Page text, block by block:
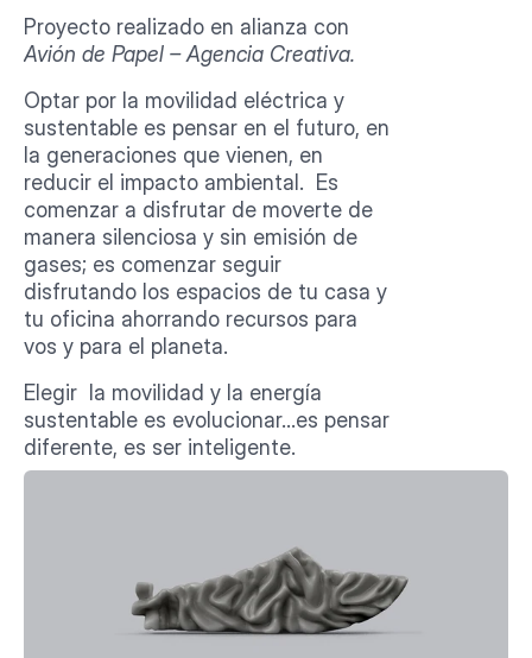
Proyecto realizado en alianza con
Avión de Papel – Agencia Creativa.
Optar por la movilidad eléctrica y
sustentable es pensar en el futuro, en
la generaciones que vienen, en
reducir el impacto ambiental.  Es
comenzar a disfrutar de moverte de
manera silenciosa y sin emisión de
gases; es comenzar seguir
disfrutando los espacios de tu casa y
tu oficina ahorrando recursos para
vos y para el planeta.
Elegir  la movilidad y la energía
sustentable es evolucionar…es pensar
diferente, es ser inteligente.